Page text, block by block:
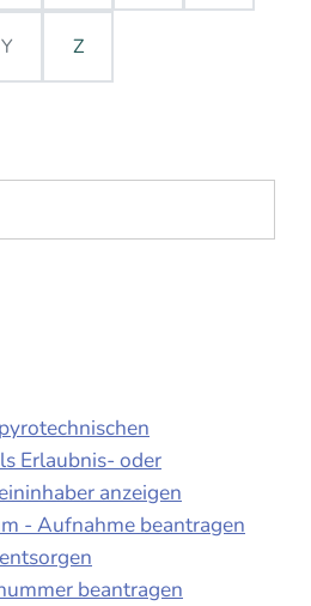
Y Z
Erlaubnis- oder
anzeigen
- Aufnahme beantragen
beantragen